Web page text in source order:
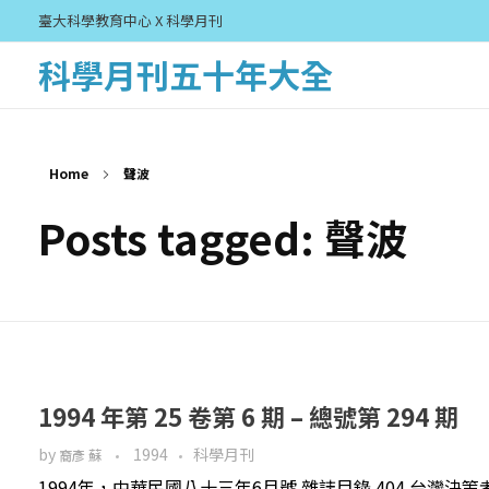
臺大科學教育中心 X 科學月刊
科學月刊五十年大全
Home 聲波
Posts tagged: 聲波
1994 年第 25 卷第 6 期 – 總號第 294 期
by 裔彥 蘇 1994 科學月刊